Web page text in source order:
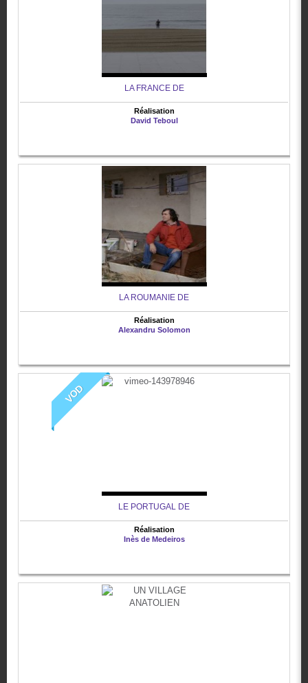
LA FRANCE DE
Réalisation
David Teboul
LA ROUMANIE DE
Réalisation
Alexandru Solomon
VOD
LE PORTUGAL DE
Réalisation
Inès de Medeiros